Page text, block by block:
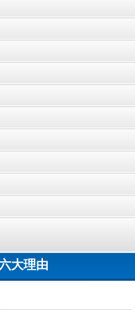
大理由